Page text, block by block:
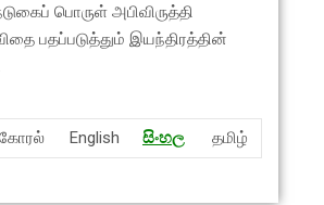
பொருள் அபிவிருத்தி
பதப்படுத்தும் இயந்திரத்தின்
English සිංහල தமிழ்